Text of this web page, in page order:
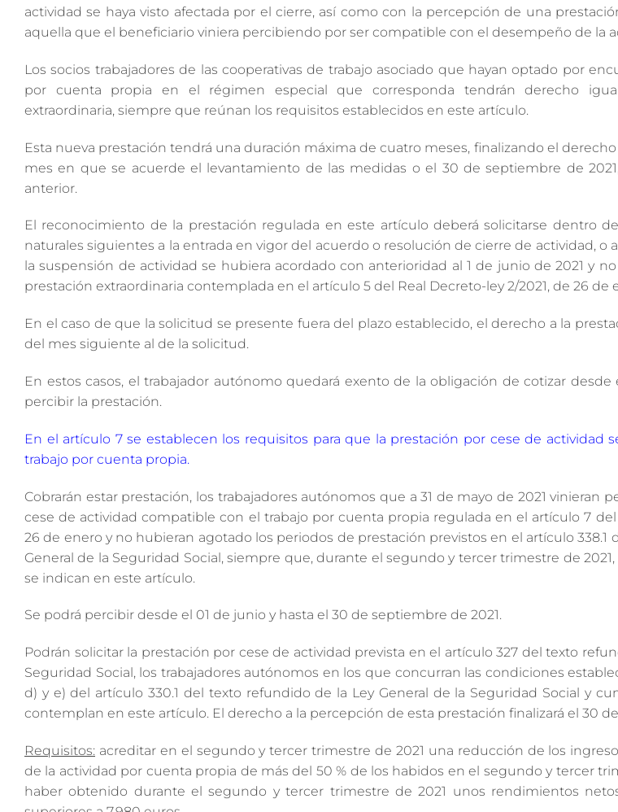
actividad se haya visto afectada por el cierre, así como con la percepción de una
aquella que el beneficiario viniera percibiendo por ser compatible con el desempeño de la
Los socios trabajadores de las cooperativas de trabajo asociado que hayan optado por
por cuenta propia en el régimen especial que corresponda tendrán derecho
extraordinaria, siempre que reúnan los requisitos establecidos en este artículo.
Esta nueva prestación tendrá una duración máxima de cuatro meses, finalizando el
mes en que se acuerde el levantamiento de las medidas o el 30 de septiembre de
anterior.
El reconocimiento de la prestación regulada en este artículo deberá solicitarse dentro
naturales siguientes a la entrada en vigor del acuerdo o resolución de cierre de actividad, o
la suspensión de actividad se hubiera acordado con anterioridad al 1 de junio de 2021 y
prestación extraordinaria contemplada en el artículo 5 del Real Decreto-ley 2/2021, de 26 de
En el caso de que la solicitud se presente fuera del plazo establecido, el derecho a la
del mes siguiente al de la solicitud.
En estos casos, el trabajador autónomo quedará exento de la obligación de cotizar
percibir la prestación.
En el artículo 7 se establecen los requisitos para que la prestación por cese de actividad
trabajo por cuenta propia.
Cobrarán estar prestación, los trabajadores autónomos que a 31 de mayo de 2021 vinieran
cese de actividad compatible con el trabajo por cuenta propia regulada en el artículo 7 del
26 de enero y no hubieran agotado los periodos de prestación previstos en el artículo 338.1
General de la Seguridad Social, siempre que, durante el segundo y tercer trimestre de
se indican en este artículo.
Se podrá percibir desde el 01 de junio y hasta el 30 de septiembre de 2021.
Podrán solicitar la prestación por cese de actividad prevista en el artículo 327 del texto
Seguridad Social, los trabajadores autónomos en los que concurran las condiciones
d) y e) del artículo 330.1 del texto refundido de la Ley General de la Seguridad Social y
contemplan en este artículo. El derecho a la percepción de esta prestación finalizará el 30
Requisitos: acreditar en el segundo y tercer trimestre de 2021 una reducción de los
de la actividad por cuenta propia de más del 50 % de los habidos en el segundo y tercer
haber obtenido durante el segundo y tercer trimestre de 2021 unos rendimientos